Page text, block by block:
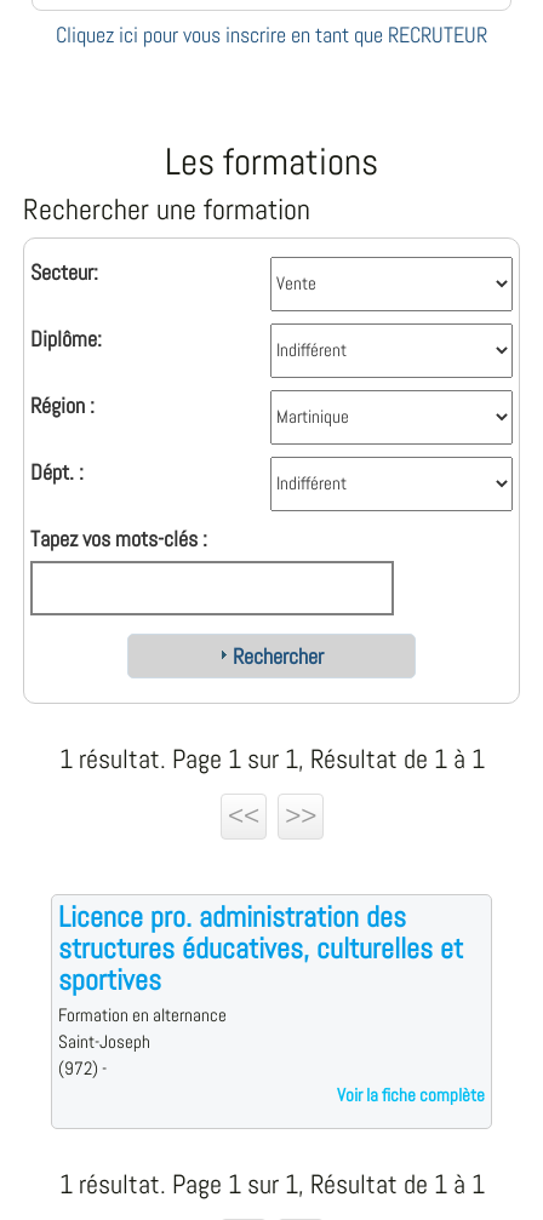
Cliquez ici pour vous inscrire en tant que RECRUTEUR
Les formations
Rechercher une formation
Secteur:
Diplôme:
Région :
Dépt. :
Tapez vos mots-clés :
Rechercher
1 résultat. Page 1 sur 1, Résultat de 1 à 1
<<
>>
Licence pro. administration des
structures éducatives, culturelles et
sportives
Formation en alternance
Saint-Joseph
(972) -
Voir la fiche complète
1 résultat. Page 1 sur 1, Résultat de 1 à 1